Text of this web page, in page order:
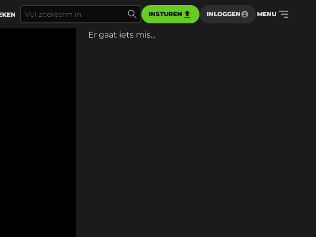
INSTUREN INLOGGEN MENU
Er gaat iets mis...